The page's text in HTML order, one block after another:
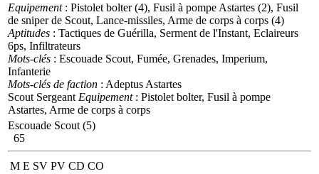
Equipement: Pistolet bolter (4), Fusil à pompe Astartes (2), Fusil
de sniper de Scout, Lance-missiles, Arme de corps à corps (4)
Aptitudes : Tactiques de Guérilla, Serment de l'Instant, Eclaireurs
6ps, Infiltrateurs
Mots-clés : Escouade Scout, Fumée, Grenades, Imperium,
Infanterie
Mots-clés de faction : Adeptus Astartes
Scout Sergeant Equipement: Pistolet bolter, Fusil à pompe
Astartes, Arme de corps à corps
Escouade Scout (5)
65
M E SV PV CD CO